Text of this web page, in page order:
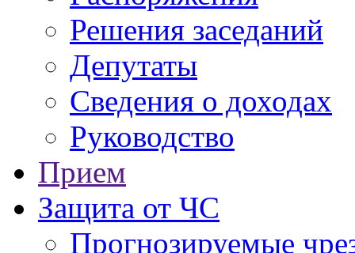
Решения заседаний
Депутаты
Сведения о доходах
Руководство
Прием
Защита от ЧС
Прогнозируемые